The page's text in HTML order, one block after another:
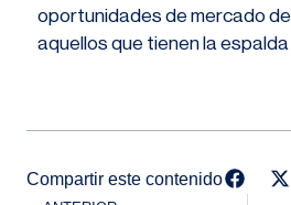
oportunidades de mercado
aquellos que tienen la
Compartir este contenido